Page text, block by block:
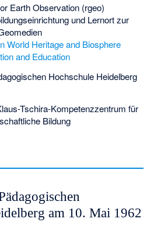
Earth Observation (rgeo)
und Lernort zur
World Heritage and Biosphere
and Education
Hochschule Heidelberg
Tschira-Kompetenzzentrum für
Bildung
am 10. Mai 1962